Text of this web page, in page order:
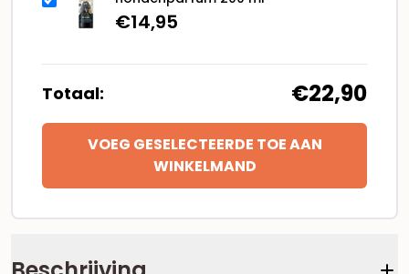
€14,95
Totaal: €22,90
VOEG GESELECTEERDE TOE AAN
WINKELMAND